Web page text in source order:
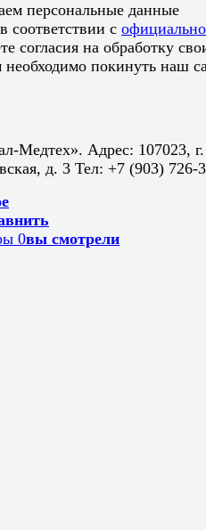
персональные данные
соответствии с
согласия на обработку
покинуть наш
Медтех». Адрес: 107023, г.
д. 3 Тел: +7 (903) 726-
0вы смотрели